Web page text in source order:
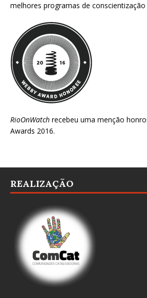
melhores programas de conscientização
RioOnWatch recebeu uma menção
Awards 2016.
REALIZAÇÃO